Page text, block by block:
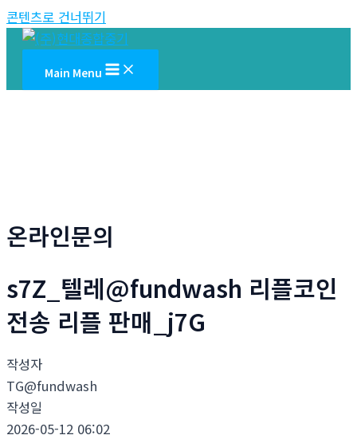
콘텐츠로 건너뛰기
Main Menu
온라인문의
s7Z_텔레@fundwash 리플코인
전송 리플 판매_j7G
작성자
TG@fundwash
작성일
2026-05-12 06:02